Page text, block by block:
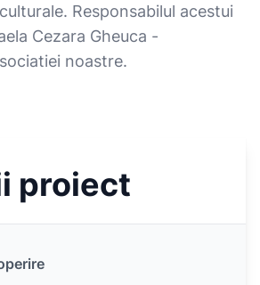
Responsabilul acestui
Cezara Gheuca -
noastre.
proiect